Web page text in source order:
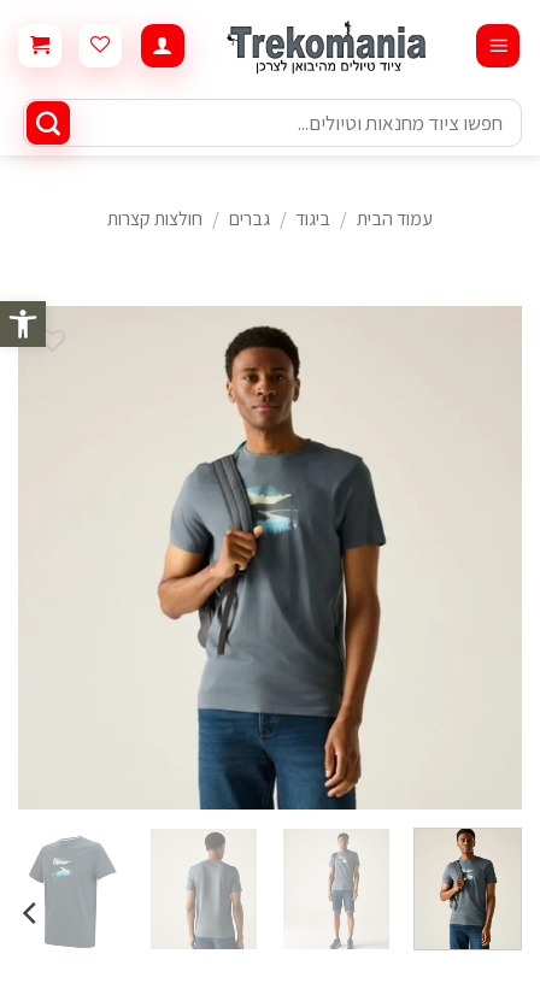
פתח
content
חיפוש
עבור:
עמוד הבית / ביגוד / גברים / חולצות קצרות